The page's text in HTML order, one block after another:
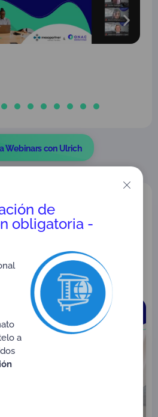
Webinars con Ulrich
Webinar:
de
obligatoria -
a